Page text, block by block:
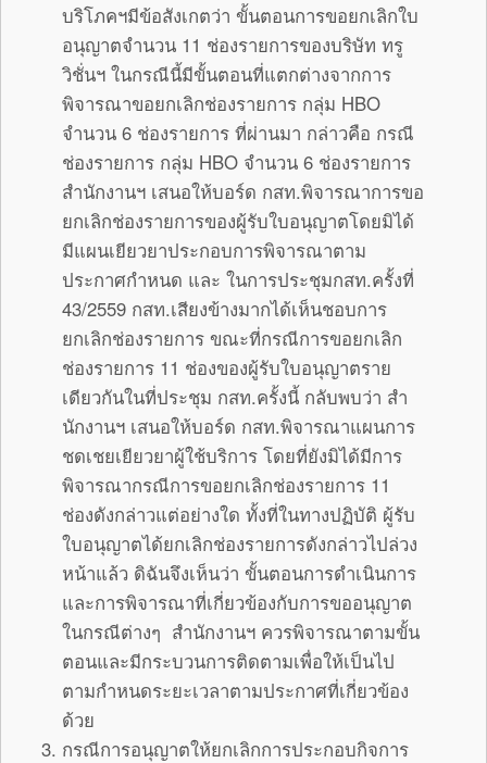
บริโภคฯมีข้อสังเกตว่า ขั้นตอนการขอยกเลิกใบ
อนุญาตจำนวน 11 ช่องรายการของบริษัท ทรู
วิชั่นฯ ในกรณีนี้มีขั้นตอนที่แตกต่างจากการ
พิจารณาขอยกเลิกช่องรายการ กลุ่ม HBO
จำนวน 6 ช่องรายการ ที่ผ่านมา กล่าวคือ กรณี
ช่องรายการ กลุ่ม HBO จำนวน 6 ช่องรายการ
สำนักงานฯ เสนอให้บอร์ด กสท.พิจารณาการขอ
ยกเลิกช่องรายการของผู้รับใบอนุญาตโดยมิได้
มีแผนเยียวยาประกอบการพิจารณาตาม
ประกาศกำหนด และ ในการประชุมกสท.ครั้งที่
43/2559 กสท.เสียงข้างมากได้เห็นชอบการ
ยกเลิกช่องรายการ ขณะที่กรณีการขอยกเลิก
ช่องรายการ 11 ช่องของผู้รับใบอนุญาตราย
เดียวกันในที่ประชุม กสท.ครั้งนี้ กลับพบว่า สำ
นักงานฯ เสนอให้บอร์ด กสท.พิจารณาแผนการ
ชดเชยเยียวยาผู้ใช้บริการ โดยที่ยังมิได้มีการ
พิจารณากรณีการขอยกเลิกช่องรายการ 11
ช่องดังกล่าวแต่อย่างใด ทั้งที่ในทางปฏิบัติ ผู้รับ
ใบอนุญาตได้ยกเลิกช่องรายการดังกล่าวไปล่วง
หน้าแล้ว ดิฉันจึงเห็นว่า ขั้นตอนการดำเนินการ
และการพิจารณาที่เกี่ยวข้องกับการขออนุญาต
ในกรณีต่างๆ สำนักงานฯ ควรพิจารณาตามขั้น
ตอนและมีกระบวนการติดตามเพื่อให้เป็นไป
ตามกำหนดระยะเวลาตามประกาศที่เกี่ยวข้อง
ด้วย
กรณีการอนุญาตให้ยกเลิกการประกอบกิจการ